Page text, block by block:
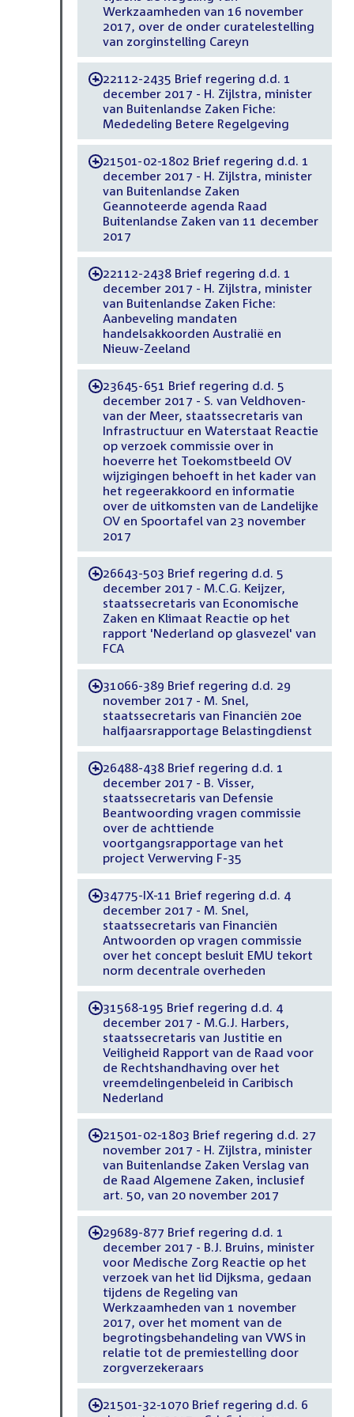
Werkzaamheden van 16 november
2017, over de onder curatelestelling
van zorginstelling Careyn
-22112-2435 Brief regering d.d. 1
december 2017 - H. Zijlstra, minister
van Buitenlandse Zaken Fiche:
Mededeling Betere Regelgeving
-21501-02-1802 Brief regering d.d. 1
december 2017 - H. Zijlstra, minister
van Buitenlandse Zaken
Geannoteerde agenda Raad
Buitenlandse Zaken van 11 december
2017
-22112-2438 Brief regering d.d. 1
december 2017 - H. Zijlstra, minister
van Buitenlandse Zaken Fiche:
Aanbeveling mandaten
handelsakkoorden Australië en
Nieuw-Zeeland
-23645-651 Brief regering d.d. 5
december 2017 - S. van Veldhoven-
van der Meer, staatssecretaris van
Infrastructuur en Waterstaat Reactie
op verzoek commissie over in
hoeverre het Toekomstbeeld OV
wijzigingen behoeft in het kader van
het regeerakkoord en informatie
over de uitkomsten van de Landelijke
OV en Spoortafel van 23 november
2017
-26643-503 Brief regering d.d. 5
december 2017 - M.C.G. Keijzer,
staatssecretaris van Economische
Zaken en Klimaat Reactie op het
rapport 'Nederland op glasvezel' van
FCA
-31066-389 Brief regering d.d. 29
november 2017 - M. Snel,
staatssecretaris van Financiën 20e
halfjaarsrapportage Belastingdienst
-26488-438 Brief regering d.d. 1
december 2017 - B. Visser,
staatssecretaris van Defensie
Beantwoording vragen commissie
over de achttiende
voortgangsrapportage van het
project Verwerving F-35
-34775-IX-11 Brief regering d.d. 4
december 2017 - M. Snel,
staatssecretaris van Financiën
Antwoorden op vragen commissie
over het concept besluit EMU tekort
norm decentrale overheden
-31568-195 Brief regering d.d. 4
december 2017 - M.G.J. Harbers,
staatssecretaris van Justitie en
Veiligheid Rapport van de Raad voor
de Rechtshandhaving over het
vreemdelingenbeleid in Caribisch
Nederland
-21501-02-1803 Brief regering d.d. 27
november 2017 - H. Zijlstra, minister
van Buitenlandse Zaken Verslag van
de Raad Algemene Zaken, inclusief
art. 50, van 20 november 2017
-29689-877 Brief regering d.d. 1
december 2017 - B.J. Bruins, minister
voor Medische Zorg Reactie op het
verzoek van het lid Dijksma, gedaan
tijdens de Regeling van
Werkzaamheden van 1 november
2017, over het moment van de
begrotingsbehandeling van VWS in
relatie tot de premiestelling door
zorgverzekeraars
-21501-32-1070 Brief regering d.d. 6